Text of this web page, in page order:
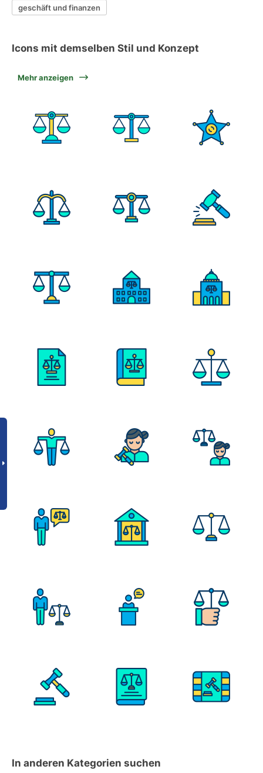
geschäft und finanzen
Icons mit demselben Stil und Konzept
Mehr anzeigen
In anderen Kategorien suchen